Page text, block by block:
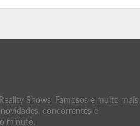
Shows, Famosos e muito mais.
concorrentes e
minuto.